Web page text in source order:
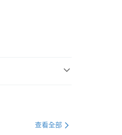
查看全部